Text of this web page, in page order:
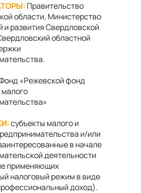
Правительство
области, Министерство
и развития Свердловской
областной
«Режевской фонд
субъекты малого и
и/или
в начале
деятельности
применяющих
налоговый режим в виде
доход).